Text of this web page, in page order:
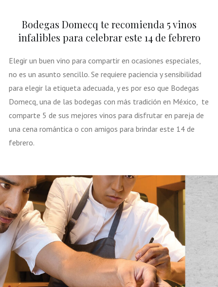
Bodegas Domecq te recomienda 5 vinos
infalibles para celebrar este 14 de febrero
Elegir un buen vino para compartir en ocasiones especiales,
no es un asunto sencillo. Se requiere paciencia y sensibilidad
para elegir la etiqueta adecuada, y es por eso que Bodegas
Domecq, una de las bodegas con más tradición en México, te
comparte 5 de sus mejores vinos para disfrutar en pareja de
una cena romántica o con amigos para brindar este 14 de
febrero.